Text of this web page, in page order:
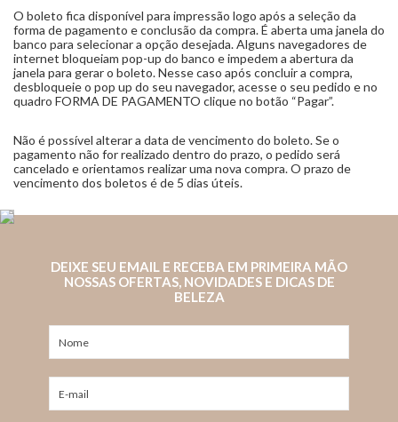
O boleto fica disponível para impressão logo após a seleção da
forma de pagamento e conclusão da compra. É aberta uma janela do
banco para selecionar a opção desejada. Alguns navegadores de
internet bloqueiam pop-up do banco e impedem a abertura da
janela para gerar o boleto. Nesse caso após concluir a compra,
desbloqueie o pop up do seu navegador, acesse o seu pedido e no
quadro FORMA DE PAGAMENTO clique no botão “Pagar”.
Não é possível alterar a data de vencimento do boleto. Se o
pagamento não for realizado dentro do prazo, o pedido será
cancelado e orientamos realizar uma nova compra. O prazo de
vencimento dos boletos é de 5 dias úteis.
DEIXE SEU EMAIL E RECEBA EM PRIMEIRA MÃO
NOSSAS OFERTAS, NOVIDADES E DICAS DE
BELEZA